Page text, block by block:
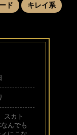
ド キレイ系
スカト
んでも